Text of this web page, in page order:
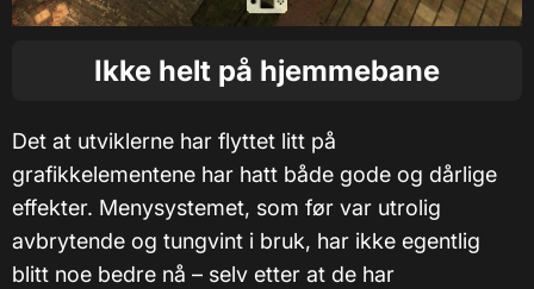
Ikke helt på hjemmebane
Det at utviklerne har flyttet litt på
grafikkelementene har hatt både gode og dårlige
effekter. Menysystemet, som før var utrolig
avbrytende og tungvint i bruk, har ikke egentlig
blitt noe bedre nå – selv etter at de har